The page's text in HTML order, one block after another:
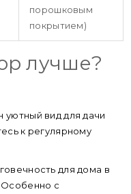
порошковым
покрытием)
лучше?
уютный вид для дачи
к регулярному
для дома в
Особенно с